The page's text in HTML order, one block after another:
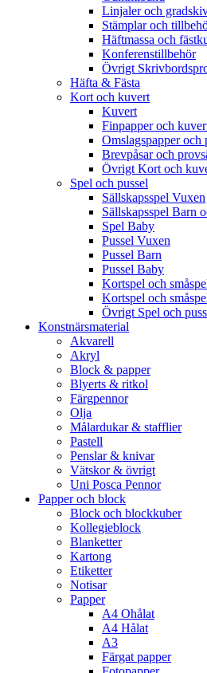
Linjaler och
Stämplar och
Häftmassa och
Konferenstillbehör
Övrigt
Häfta & Fästa
Kort och kuvert
Kuvert
Finpapper och
Omslagspapper och
Brevpåsar och
Övrigt Kort och
Spel och pussel
Sällskapsspel Vuxen
Sällskapsspel Barn
Spel Baby
Pussel Vuxen
Pussel Barn
Pussel Baby
Kortspel och
Kortspel och
Övrigt Spel och
Konstnärsmaterial
Akvarell
Akryl
Block & papper
Blyerts & ritkol
Färgpennor
Olja
Målardukar & stafflier
Pastell
Penslar & knivar
Vätskor & övrigt
Uni Posca Pennor
Papper och block
Block och blockkuber
Kollegieblock
Blanketter
Kartong
Etiketter
Notisar
Papper
A4 Ohålat
A4 Hålat
A3
Färgat papper